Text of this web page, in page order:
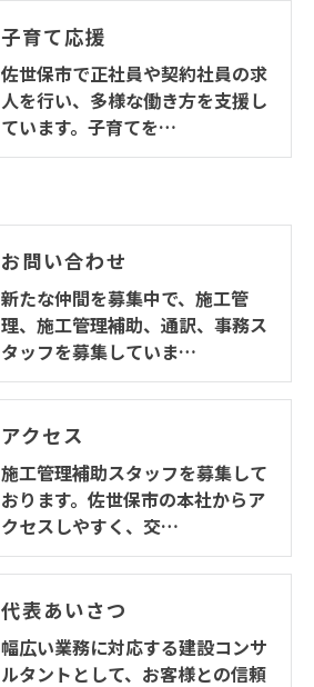
子育て応援
佐世保市で正社員や契約社員の求
人を行い、多様な働き方を支援し
ています。子育てを…
お問い合わせ
新たな仲間を募集中で、施工管
理、施工管理補助、通訳、事務ス
タッフを募集していま…
アクセス
施工管理補助スタッフを募集して
おります。佐世保市の本社からア
クセスしやすく、交…
代表あいさつ
幅広い業務に対応する建設コンサ
ルタントとして、お客様との信頼